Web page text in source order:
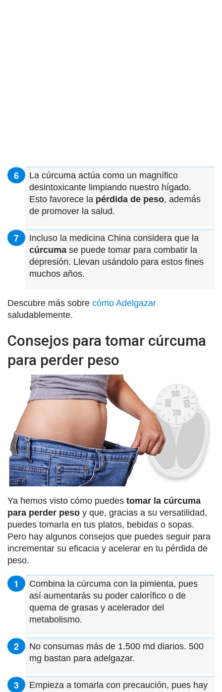
La cúrcuma actúa como un magnífico
desintoxicante limpiando nuestro hígado.
Esto favorece la pérdida de peso, además
de promover la salud.
Incluso la medicina China considera que la
cúrcuma se puede tomar para combatir la
depresión. Llevan usándolo para estos fines
muchos años.
Descubre más sobre cómo Adelgazar
saludablemente.
Consejos para tomar cúrcuma
para perder peso
Ya hemos visto cómo puedes tomar la cúrcuma
para perder peso y que, gracias a su versatilidad,
puedes tomarla en tus platos, bebidas o sopas.
Pero hay algunos consejos que puedes seguir para
incrementar su eficacia y acelerar en tu pérdida de
peso.
Combina la cúrcuma con la pimienta, pues
así aumentarás su poder calorífico o de
quema de grasas y acelerador del
metabolismo.
No consumas más de 1.500 md diarios. 500
mg bastan para adelgazar.
Empieza a tomarla con precaución, pues hay